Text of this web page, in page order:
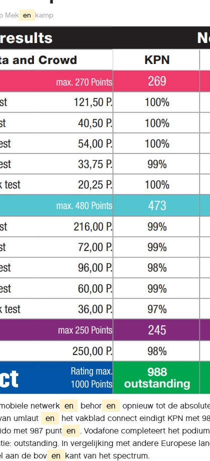
Mek en kamp
netwerk en behor en
opnieuw tot de
umlaut
en het vakblad connect eindigt KPN met
met 987 punt en . Vodafone completeert het
outstanding. In vergelijking met andere Europese
aan de bov en kant van het spectrum.